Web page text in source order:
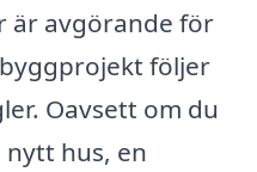
är avgörande för
följer
Oavsett om du
hus, en